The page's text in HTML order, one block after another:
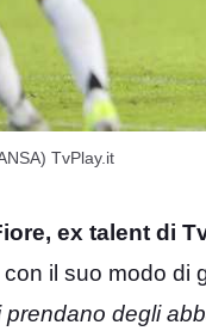
TvPlay.it
ex talent di
il suo modo di
degli